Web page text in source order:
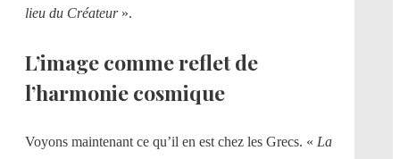
lieu du Créateur ».
L’image comme reflet de
l’harmonie cosmique
Voyons maintenant ce qu’il en est chez les Grecs. « La